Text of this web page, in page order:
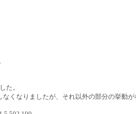
た。
くなりましたが、それ以外の部分の挙動が